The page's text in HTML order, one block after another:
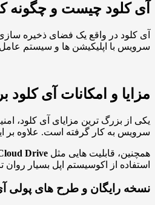
آی کلود چیست و چگونه
آی کلود در واقع یک فضای ذخیره سازی
سرویس با اپلیکیشن ها و سیستم عامل iOS و macOS به طور کامل هماهنگ است، طوری که تقریباً همه چیز به شکل خودکار بین دستگاه هایتان همگام می شود.
مزایا و امکانات آی کلود
سرویس به کار گرفته است. علاوه بر
همچنین، قابلیت هایی مثل Drive
استفاده از اکوسیستم اپل بسیار روان
نسخه رایگان و طرح های پولی